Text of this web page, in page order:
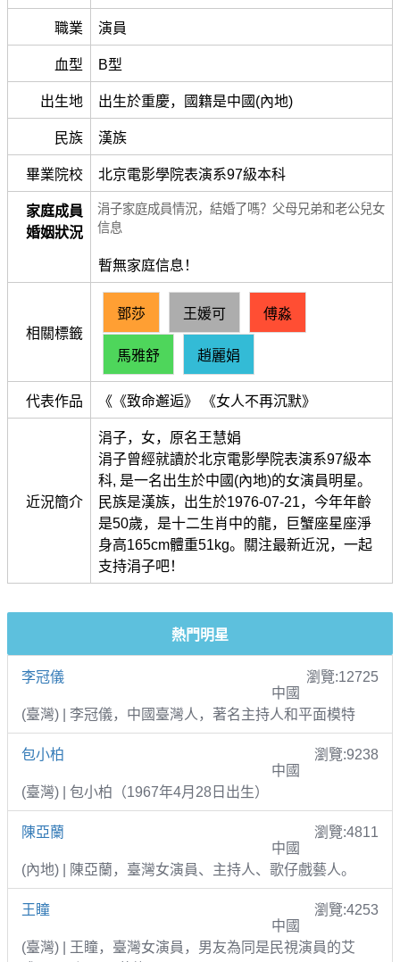
職業 演員
血型 B型
出生地 出生於重慶，國籍是中國(內地)
民族 漢族
畢業院校 北京電影學院表演系97級本科
家庭成員
婚姻狀況
涓子家庭成員情況，結婚了嗎？父母兄弟和老公兒女
信息
暫無家庭信息！
相關標籤
鄧莎 王媛可 傅淼
馬雅舒 趙麗娟
代表作品 《《致命邂逅》 《女人不再沉默》
近況簡介
涓子，女，原名王慧娟
涓子曾經就讀於北京電影學院表演系97級本
科, 是一名出生於中國(內地)的女演員明星。
民族是漢族，出生於1976-07-21，今年年齡
是50歲，是十二生肖中的龍，巨蟹座星座淨
身高165cm體重51kg。關注最新近況，一起
支持涓子吧！
熱門明星
李冠儀
瀏覽:12725
中國
(臺灣) | 李冠儀，中國臺灣人，著名主持人和平面模特
包小柏
瀏覽:9238
中國
(臺灣) | 包小柏（1967年4月28日出生）
陳亞蘭
瀏覽:4811
中國
(內地) | 陳亞蘭，臺灣女演員、主持人、歌仔戲藝人。
王瞳
瀏覽:4253
中國
(臺灣) | 王瞳，臺灣女演員，男友為同是民視演員的艾